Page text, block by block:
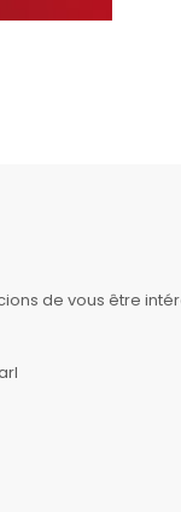
de vous être